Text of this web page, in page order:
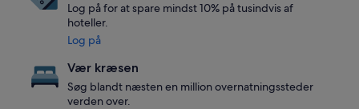
Log på for at spare mindst 10% på tusindvis af
hoteller.
Log på
Vær kræsen
Søg blandt næsten en million overnatningssteder
verden over.